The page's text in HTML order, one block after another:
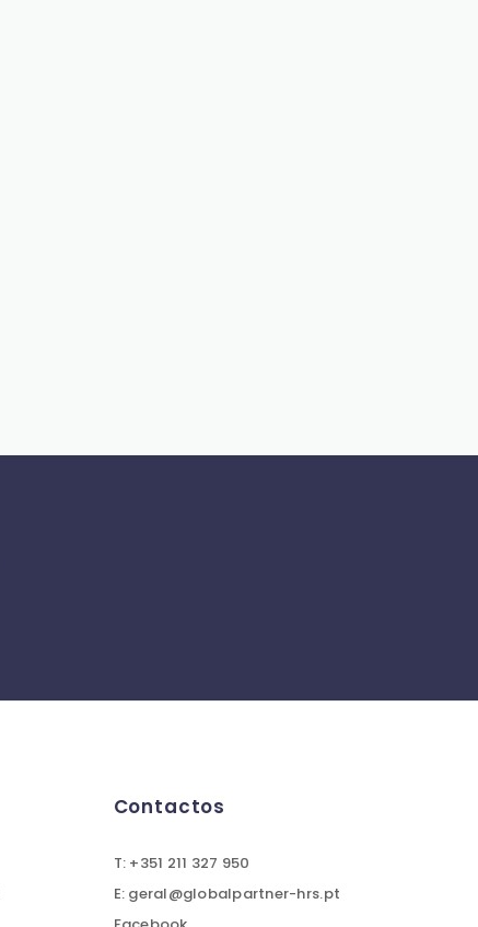
Contactos
T: +351 211 327 950
E: geral@globalpartner-hrs.pt